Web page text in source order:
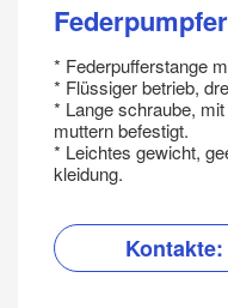
* Federpufferstange
* Flüssiger betrieb,
* Lange schraube,
muttern befestigt.
* Leichtes gewicht,
kleidung.
Kontakte: